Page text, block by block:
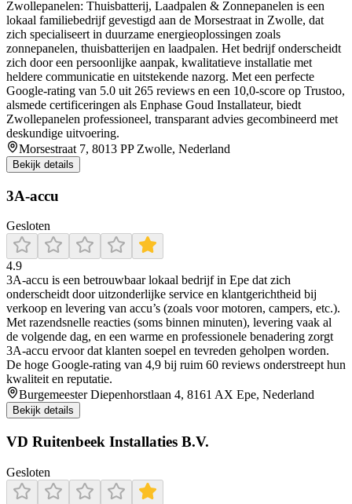
Zwollepanelen: Thuisbatterij, Laadpalen & Zonnepanelen is een
lokaal familiebedrijf gevestigd aan de Morsestraat in Zwolle, dat
zich specialiseert in duurzame energieoplossingen zoals
zonnepanelen, thuisbatterijen en laadpalen. Het bedrijf onderscheidt
zich door een persoonlijke aanpak, kwalitatieve installatie met
heldere communicatie en uitstekende nazorg. Met een perfecte
Google-rating van 5.0 uit 265 reviews en een 10,0-score op Trustoo,
alsmede certificeringen als Enphase Goud Installateur, biedt
Zwollepanelen professioneel, transparant advies gecombineerd met
deskundige uitvoering.
Morsestraat 7, 8013 PP Zwolle, Nederland
Bekijk details
3A-accu
Gesloten
4.9
3A‑accu is een betrouwbaar lokaal bedrijf in Epe dat zich
onderscheidt door uitzonderlijke service en klantgerichtheid bij
verkoop en levering van accu’s (zoals voor motoren, campers, etc.).
Met razendsnelle reacties (soms binnen minuten), levering vaak al
de volgende dag, en een warme en professionele benadering zorgt
3A‑accu ervoor dat klanten soepel en tevreden geholpen worden.
De hoge Google‑rating van 4,9 bij ruim 60 reviews onderstreept hun
kwaliteit en reputatie.
Burgemeester Diepenhorstlaan 4, 8161 AX Epe, Nederland
Bekijk details
VD Ruitenbeek Installaties B.V.
Gesloten